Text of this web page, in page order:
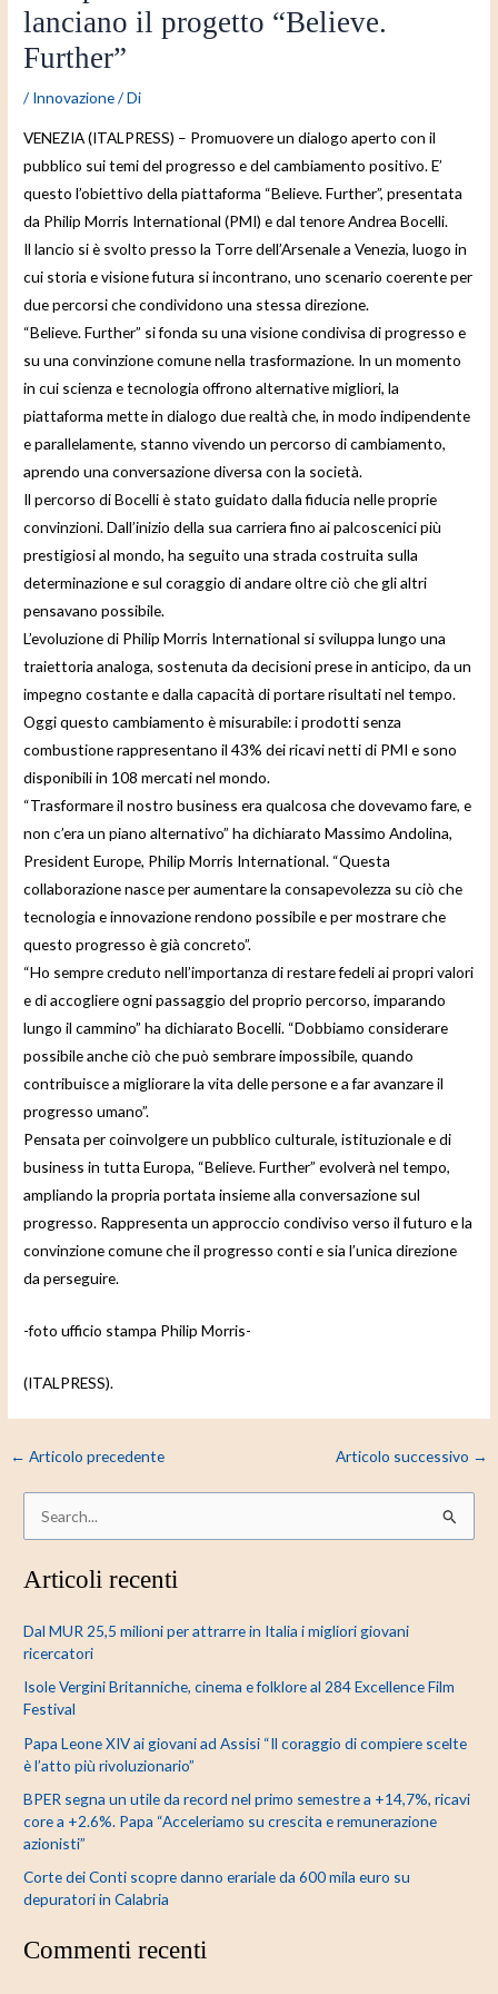
lanciano il progetto “Believe.
Further”
/ Innovazione/ Di
VENEZIA (ITALPRESS) – Promuovere un dialogo aperto con il
pubblico sui temi del progresso e del cambiamento positivo. E’
questo l’obiettivo della piattaforma “Believe. Further”, presentata
da Philip Morris International (PMI) e dal tenore Andrea Bocelli.
Il lancio si è svolto presso la Torre dell’Arsenale a Venezia, luogo in
cui storia e visione futura si incontrano, uno scenario coerente per
due percorsi che condividono una stessa direzione.
“Believe. Further” si fonda su una visione condivisa di progresso e
su una convinzione comune nella trasformazione. In un momento
in cui scienza e tecnologia offrono alternative migliori, la
piattaforma mette in dialogo due realtà che, in modo indipendente
e parallelamente, stanno vivendo un percorso di cambiamento,
aprendo una conversazione diversa con la società.
Il percorso di Bocelli è stato guidato dalla fiducia nelle proprie
convinzioni. Dall’inizio della sua carriera fino ai palcoscenici più
prestigiosi al mondo, ha seguito una strada costruita sulla
determinazione e sul coraggio di andare oltre ciò che gli altri
pensavano possibile.
L’evoluzione di Philip Morris International si sviluppa lungo una
traiettoria analoga, sostenuta da decisioni prese in anticipo, da un
impegno costante e dalla capacità di portare risultati nel tempo.
Oggi questo cambiamento è misurabile: i prodotti senza
combustione rappresentano il 43% dei ricavi netti di PMI e sono
disponibili in 108 mercati nel mondo.
“Trasformare il nostro business era qualcosa che dovevamo fare, e
non c’era un piano alternativo” ha dichiarato Massimo Andolina,
President Europe, Philip Morris International. “Questa
collaborazione nasce per aumentare la consapevolezza su ciò che
tecnologia e innovazione rendono possibile e per mostrare che
questo progresso è già concreto”.
“Ho sempre creduto nell’importanza di restare fedeli ai propri valori
e di accogliere ogni passaggio del proprio percorso, imparando
lungo il cammino” ha dichiarato Bocelli. “Dobbiamo considerare
possibile anche ciò che può sembrare impossibile, quando
contribuisce a migliorare la vita delle persone e a far avanzare il
progresso umano”.
Pensata per coinvolgere un pubblico culturale, istituzionale e di
business in tutta Europa, “Believe. Further” evolverà nel tempo,
ampliando la propria portata insieme alla conversazione sul
progresso. Rappresenta un approccio condiviso verso il futuro e la
convinzione comune che il progresso conti e sia l’unica direzione
da perseguire.
-foto ufficio stampa Philip Morris-
(ITALPRESS).
← Articolo precedente Articolo successivo →
r
a
Articoli recenti
Dal MUR 25,5 milioni per attrarre in Italia i migliori giovani
ricercatori
Isole Vergini Britanniche, cinema e folklore al 284 Excellence Film
Festival
Papa Leone XIV ai giovani ad Assisi “Il coraggio di compiere scelte
è l’atto più rivoluzionario”
BPER segna un utile da record nel primo semestre a +14,7%, ricavi
core a +2.6%. Papa “Acceleriamo su crescita e remunerazione
azionisti”
Corte dei Conti scopre danno erariale da 600 mila euro su
depuratori in Calabria
Commenti recenti